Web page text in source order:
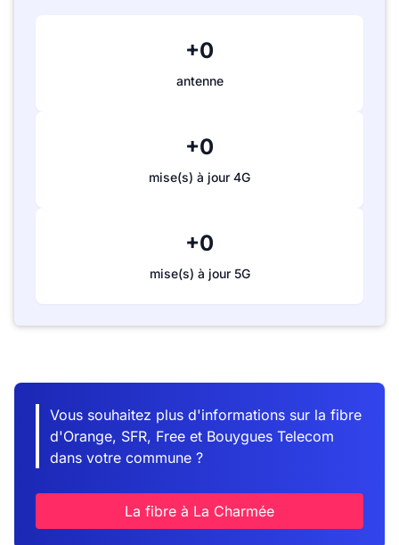
+0
antenne
+0
mise(s) à jour 4G
+0
mise(s) à jour 5G
Vous souhaitez plus d'informations sur la fibre
d'Orange, SFR, Free et Bouygues Telecom
dans votre commune ?
La fibre à La Charmée